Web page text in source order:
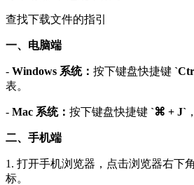
查找下载文件的指引
一、电脑端
- Windows 系统： 按下键盘快捷键
表。
- Mac 系统： 按下键盘快捷键 `⌘ + J`
二、手机端
1. 打开手机浏览器，点击浏览器右下
标。